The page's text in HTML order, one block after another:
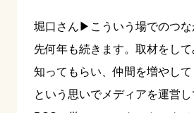
堀口さん▶︎こういう場でのつな
先何年も続きます。取材をし
知ってもらい、仲間を増やし
という思いでメディアを運営